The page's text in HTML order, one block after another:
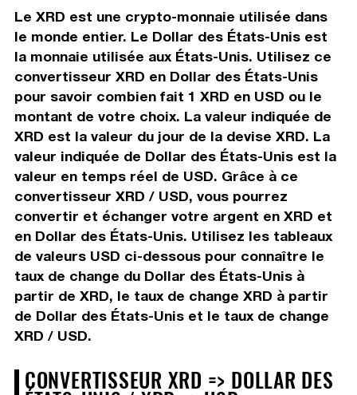
Le XRD est une crypto-monnaie utilisée dans
le monde entier. Le Dollar des États-Unis est
la monnaie utilisée aux États-Unis. Utilisez ce
convertisseur XRD en Dollar des États-Unis
pour savoir combien fait 1 XRD en USD ou le
montant de votre choix. La valeur indiquée de
XRD est la valeur du jour de la devise XRD. La
valeur indiquée de Dollar des États-Unis est la
valeur en temps réel de USD. Grâce à ce
convertisseur XRD / USD, vous pourrez
convertir et échanger votre argent en XRD et
en Dollar des États-Unis. Utilisez les tableaux
de valeurs USD ci-dessous pour connaître le
taux de change du Dollar des États-Unis à
partir de XRD, le taux de change XRD à partir
de Dollar des États-Unis et le taux de change
XRD / USD.
CONVERTISSEUR XRD => DOLLAR DES